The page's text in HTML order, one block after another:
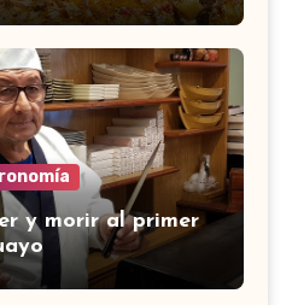
y morir al primer